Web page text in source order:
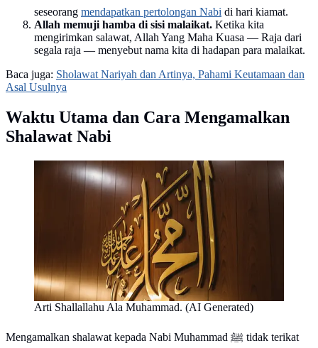
seseorang mendapatkan pertolongan Nabi di hari kiamat.
Allah memuji hamba di sisi malaikat. Ketika kita
mengirimkan salawat, Allah Yang Maha Kuasa — Raja dari
segala raja — menyebut nama kita di hadapan para malaikat.
Baca juga: Sholawat Nariyah dan Artinya, Pahami Keutamaan dan
Asal Usulnya
Waktu Utama dan Cara Mengamalkan
Shalawat Nabi
Arti Shallallahu Ala Muhammad. (AI Generated)
Mengamalkan shalawat kepada Nabi Muhammad ﷺ tidak terikat